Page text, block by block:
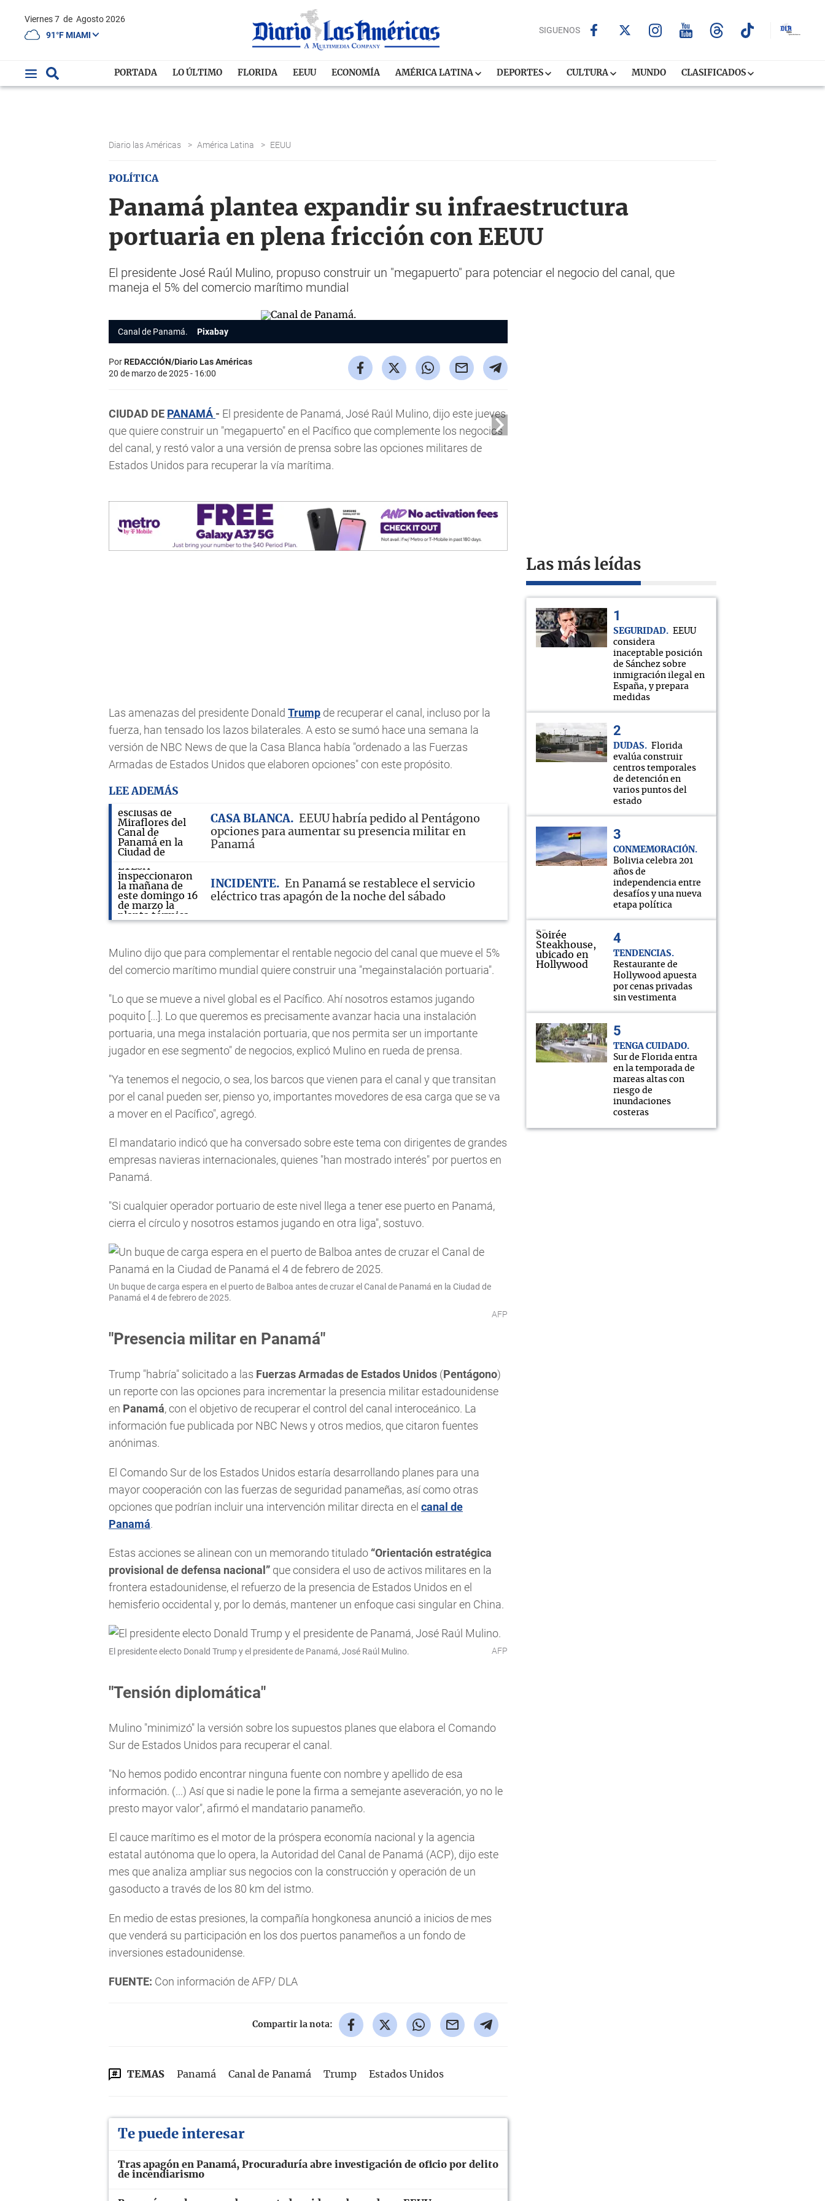
Viernes 7 de Agosto 2026
91°F MIAMI
SIGUENOS
PORTADA LO ÚLTIMO FLORIDA EEUU ECONOMÍA AMÉRICA LATINA DEPORTES CULTURA MUNDO CLASIFICADOS
Diario las Américas > América Latina > EEUU
POLÍTICA
Panamá plantea expandir su infraestructura
portuaria en plena fricción con EEUU
El presidente José Raúl Mulino, propuso construir un "megapuerto" para potenciar el negocio del canal, que
maneja el 5% del comercio marítimo mundial
Canal de Panamá. Pixabay
PorREDACCIÓN/Diario Las Américas
20 de marzo de 2025 - 16:00
CIUDAD DE PANAMÁ - El presidente de Panamá, José Raúl Mulino, dijo este jueves
que quiere construir un "megapuerto" en el Pacífico que complemente los negocios
del canal, y restó valor a una versión de prensa sobre las opciones militares de
Estados Unidos para recuperar la vía marítima.
Las amenazas del presidente Donald Trump de recuperar el canal, incluso por la
fuerza, han tensado los lazos bilaterales. A esto se sumó hace una semana la
versión de NBC News de que la Casa Blanca había "ordenado a las Fuerzas
Armadas de Estados Unidos que elaboren opciones" con este propósito.
LEE ADEMÁS
CASA BLANCA
EEUU habría pedido al Pentágono
opciones para aumentar su presencia militar en
Panamá
INCIDENTE
En Panamá se restablece el servicio
eléctrico tras apagón de la noche del sábado
Mulino dijo que para complementar el rentable negocio del canal que mueve el 5%
del comercio marítimo mundial quiere construir una "megainstalación portuaria".
"Lo que se mueve a nivel global es el Pacífico. Ahí nosotros estamos jugando
poquito [...]. Lo que queremos es precisamente avanzar hacia una instalación
portuaria, una mega instalación portuaria, que nos permita ser un importante
jugador en ese segmento" de negocios, explicó Mulino en rueda de prensa.
"Ya tenemos el negocio, o sea, los barcos que vienen para el canal y que transitan
por el canal pueden ser, pienso yo, importantes movedores de esa carga que se va
a mover en el Pacífico", agregó.
El mandatario indicó que ha conversado sobre este tema con dirigentes de grandes
empresas navieras internacionales, quienes "han mostrado interés" por puertos en
Panamá.
"Si cualquier operador portuario de este nivel llega a tener ese puerto en Panamá,
cierra el círculo y nosotros estamos jugando en otra liga", sostuvo.
Un buque de carga espera en el puerto de Balboa antes de cruzar el Canal de Panamá en la Ciudad de
Panamá el 4 de febrero de 2025.
AFP
"Presencia militar en Panamá"
Trump "habría" solicitado a las Fuerzas Armadas de Estados Unidos (Pentágono)
un reporte con las opciones para incrementar la presencia militar estadounidense
en Panamá, con el objetivo de recuperar el control del canal interoceánico. La
información fue publicada por NBC News y otros medios, que citaron fuentes
anónimas.
El Comando Sur de los Estados Unidos estaría desarrollando planes para una
mayor cooperación con las fuerzas de seguridad panameñas, así como otras
opciones que podrían incluir una intervención militar directa en el canal de
Panamá.
Estas acciones se alinean con un memorando titulado “Orientación estratégica
provisional de defensa nacional” que considera el uso de activos militares en la
frontera estadounidense, el refuerzo de la presencia de Estados Unidos en el
hemisferio occidental y, por lo demás, mantener un enfoque casi singular en China.
El presidente electo Donald Trump y el presidente de Panamá, José Raúl Mulino. AFP
"Tensión diplomática"
Mulino "minimizó" la versión sobre los supuestos planes que elabora el Comando
Sur de Estados Unidos para recuperar el canal.
"No hemos podido encontrar ninguna fuente con nombre y apellido de esa
información. (...) Así que si nadie le pone la firma a semejante aseveración, yo no le
presto mayor valor", afirmó el mandatario panameño.
El cauce marítimo es el motor de la próspera economía nacional y la agencia
estatal autónoma que lo opera, la Autoridad del Canal de Panamá (ACP), dijo este
mes que analiza ampliar sus negocios con la construcción y operación de un
gasoducto a través de los 80 km del istmo.
En medio de estas presiones, la compañía hongkonesa anunció a inicios de mes
que venderá su participación en los dos puertos panameños a un fondo de
inversiones estadounidense.
FUENTE: Con información de AFP/ DLA
Compartir la nota:
TEMAS Panamá Canal de Panamá Trump Estados Unidos
Te puede interesar
Tras apagón en Panamá, Procuraduría abre investigación de oficio por delito
de incendiarismo
Las más leídas
SEGURIDAD
EEUU
considera
inaceptable posición
de Sánchez sobre
inmigración ilegal en
España, y prepara
medidas
DUDAS
Florida
evalúa construir
centros temporales
de detención en
varios puntos del
estado
CONMEMORACIÓN
Bolivia celebra 201
años de
independencia entre
desafíos y una nueva
etapa política
TENDENCIAS
Restaurante de
Hollywood apuesta
por cenas privadas
sin vestimenta
TENGA CUIDADO
Sur de Florida entra
en la temporada de
mareas altas con
riesgo de
inundaciones
costeras